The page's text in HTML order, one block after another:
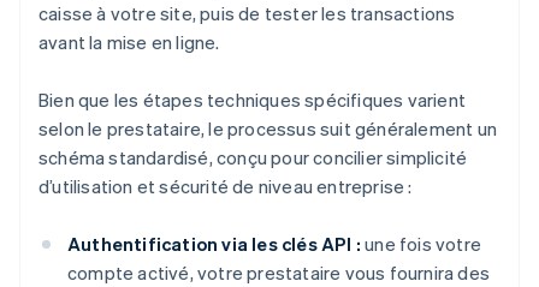
caisse à votre site, puis de tester les transactions
avant la mise en ligne.
Bien que les étapes techniques spécifiques varient
selon le prestataire, le processus suit généralement un
schéma standardisé, conçu pour concilier simplicité
d’utilisation et sécurité de niveau entreprise :
Authentification via les clés API : une fois votre
compte activé, votre prestataire vous fournira des